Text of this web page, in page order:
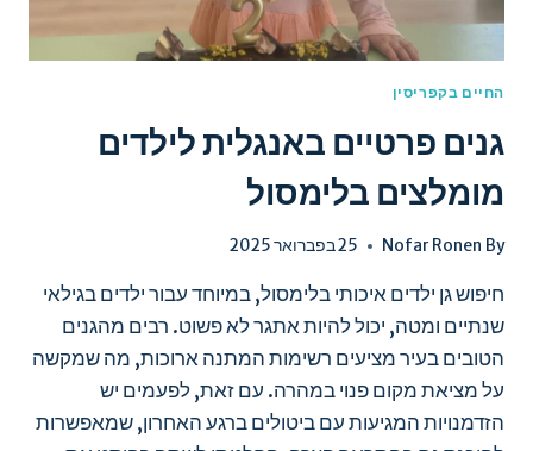
החיים בקפריסין
גנים פרטיים באנגלית לילדים
מומלצים בלימסול
By
Nofar Ronen 25 בפברואר 2025
חיפוש גן ילדים איכותי בלימסול, במיוחד עבור ילדים בגילאי
שנתיים ומטה, יכול להיות אתגר לא פשוט. רבים מהגנים
הטובים בעיר מציעים רשימות המתנה ארוכות, מה שמקשה
על מציאת מקום פנוי במהרה. עם זאת, לפעמים יש
הזדמנויות המגיעות עם ביטולים ברגע האחרון, שמאפשרות